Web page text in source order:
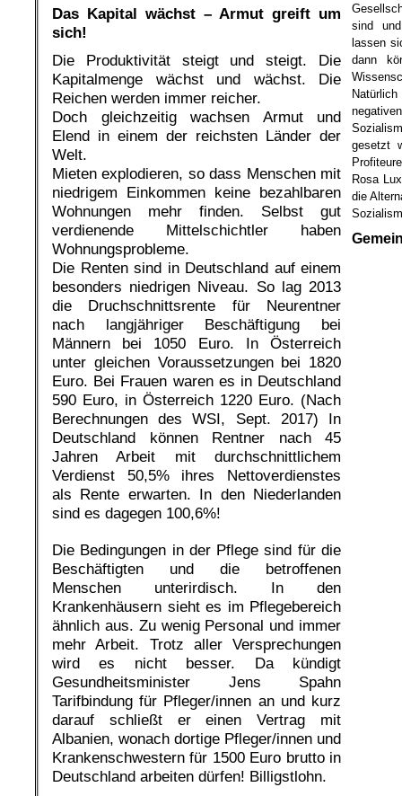
Das Kapital wächst – Armut greift um
sich!
Die Produktivität steigt und steigt. Die
Kapitalmenge wächst und wächst. Die
Reichen werden immer reicher.
Doch gleichzeitig wachsen Armut und
Elend in einem der reichsten Länder der
Welt.
Mieten explodieren, so dass Menschen mit
niedrigem Einkommen keine bezahlbaren
Wohnungen mehr finden. Selbst gut
verdienende Mittelschichtler haben
Wohnungsprobleme.
Die Renten sind in Deutschland auf einem
besonders niedrigen Niveau. So lag 2013
die Druchschnittsrente für Neurentner
nach langjähriger Beschäftigung bei
Männern bei 1050 Euro. In Österreich
unter gleichen Voraussetzungen bei 1820
Euro. Bei Frauen waren es in Deutschland
590 Euro, in Österreich 1220 Euro. (Nach
Berechnungen des WSI, Sept. 2017) In
Deutschland können Rentner nach 45
Jahren Arbeit mit durchschnittlichem
Verdienst 50,5% ihres Nettoverdienstes
als Rente erwarten. In den Niederlanden
sind es dagegen 100,6%!
Die Bedingungen in der Pflege sind für die
Beschäftigten und die betroffenen
Menschen unterirdisch. In den
Krankenhäusern sieht es im Pflegebereich
ähnlich aus. Zu wenig Personal und immer
mehr Arbeit. Trotz aller Versprechungen
wird es nicht besser. Da kündigt
Gesundheitsminister Jens Spahn
Tarifbindung für Pfleger/innen an und kurz
darauf schließt er einen Vertrag mit
Albanien, wonach dortige Pfleger/innen und
Krankenschwestern für 1500 Euro brutto in
Deutschland arbeiten dürfen! Billigstlohn.
sind
lassen
dann
gesetzt
Rosa
die